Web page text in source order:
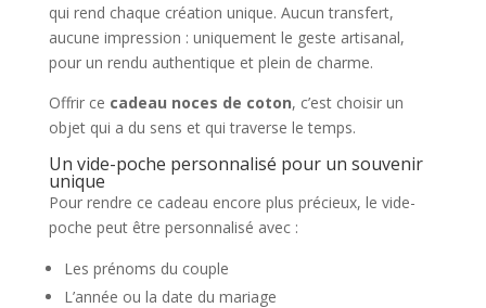
qui rend chaque création unique. Aucun transfert,
aucune impression : uniquement le geste artisanal,
pour un rendu authentique et plein de charme.
Offrir ce cadeau noces de coton, c’est choisir un
objet qui a du sens et qui traverse le temps.
Un vide-poche personnalisé pour un souvenir
unique
Pour rendre ce cadeau encore plus précieux, le vide-
poche peut être personnalisé avec :
Les prénoms du couple
L’année ou la date du mariage